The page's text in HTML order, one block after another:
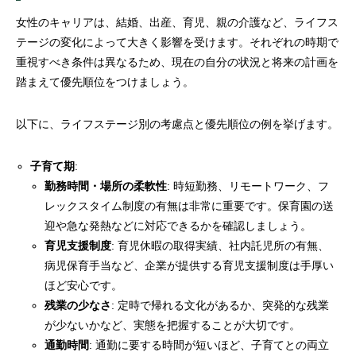
女性のキャリアは、結婚、出産、育児、親の介護など、ライフス
テージの変化によって大きく影響を受けます。それぞれの時期で
重視すべき条件は異なるため、現在の自分の状況と将来の計画を
踏まえて優先順位をつけましょう。
以下に、ライフステージ別の考慮点と優先順位の例を挙げます。
子育て期:
勤務時間・場所の柔軟性: 時短勤務、リモートワーク、フ
レックスタイム制度の有無は非常に重要です。保育園の送
迎や急な発熱などに対応できるかを確認しましょう。
育児支援制度: 育児休暇の取得実績、社内託児所の有無、
病児保育手当など、企業が提供する育児支援制度は手厚い
ほど安心です。
残業の少なさ: 定時で帰れる文化があるか、突発的な残業
が少ないかなど、実態を把握することが大切です。
通勤時間: 通勤に要する時間が短いほど、子育てとの両立